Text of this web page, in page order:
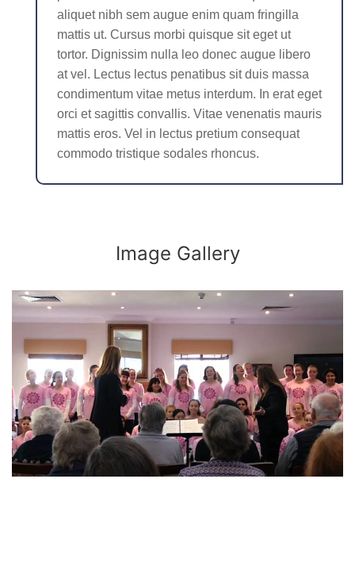
aliquet nibh sem augue enim quam fringilla
mattis ut. Cursus morbi quisque sit eget ut
tortor. Dignissim nulla leo donec augue libero
at vel. Lectus lectus penatibus sit duis massa
condimentum vitae metus interdum. In erat eget
orci et sagittis convallis. Vitae venenatis mauris
mattis eros. Vel in lectus pretium consequat
commodo tristique sodales rhoncus.
Image Gallery